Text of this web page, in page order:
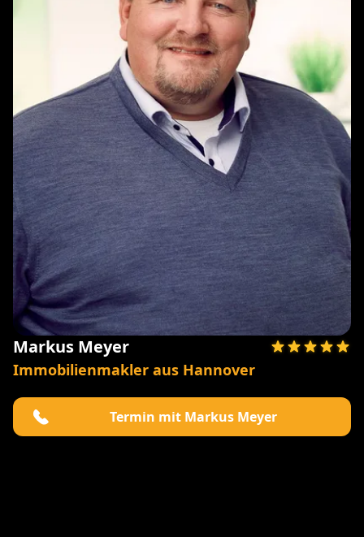
Markus Meyer
Immobilienmakler aus Hannover
Termin mit Markus Meyer